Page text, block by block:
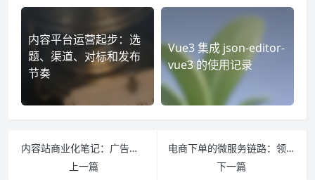
内容平台运营起步：选
题、渠道、对标和发布
节奏
Vue3 集成 json-editor-
vue3 的使用记录
内容站商业化笔记：广告、赞赏、联盟和账号边界
上一篇
电商下单的微服务链路：领域拆分、聚合服务和稳定性
下一篇